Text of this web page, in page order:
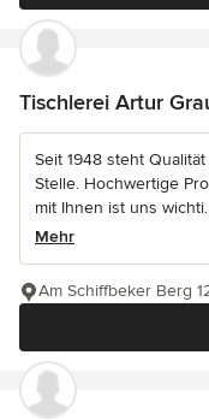
Tischlerei Artur
Seit 1948 steht
Stelle. Hochwertige
mit Ihnen ist uns
Mehr
Am Schiffbeker Berg